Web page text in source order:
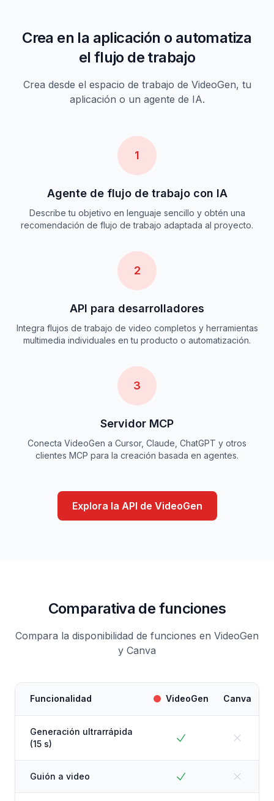
Crea en la aplicación o automatiza
el flujo de trabajo
Crea desde el espacio de trabajo de VideoGen, tu
aplicación o un agente de IA.
1
Agente de flujo de trabajo con IA
Describe tu objetivo en lenguaje sencillo y obtén una
recomendación de flujo de trabajo adaptada al proyecto.
2
API para desarrolladores
Integra flujos de trabajo de video completos y herramientas
multimedia individuales en tu producto o automatización.
3
Servidor MCP
Conecta VideoGen a Cursor, Claude, ChatGPT y otros
clientes MCP para la creación basada en agentes.
Explora la API de VideoGen
Comparativa de funciones
Compara la disponibilidad de funciones en VideoGen
y Canva
Funcionalidad VideoGen Canva
Generación ultrarrápida
(15 s)
Guión a video